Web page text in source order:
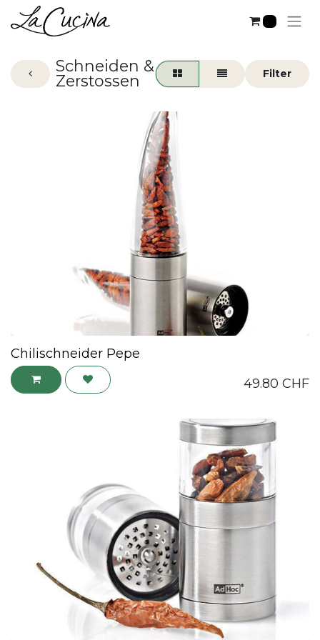
Schneiden &
Zerstossen
Chilischneider Pepe
49.80 CHF